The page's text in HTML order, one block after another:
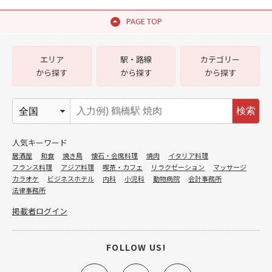
PAGE TOP
エリア
から探す
駅・路線
から探す
カテゴリー
から探す
検索
人気キーワード
居酒屋 和食 焼き鳥 懐石・会席料理 焼肉
イタリア料理
フランス料理
アジア料理 喫茶・カフェ リラクゼーション
マッサージ
カラオケ
ビジネスホテル 内科 小児科 動物病院
会計事務所
法律事務所
掲載者ログイン
FOLLOW US!